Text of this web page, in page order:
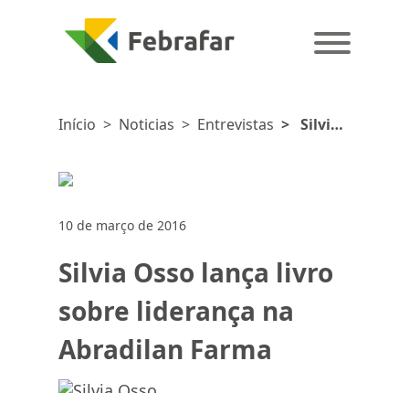
Início > Noticias > Entrevistas > Silvia
Farma
10 de março de 2016
Silvia Osso lança livro
sobre liderança na
Abradilan Farma